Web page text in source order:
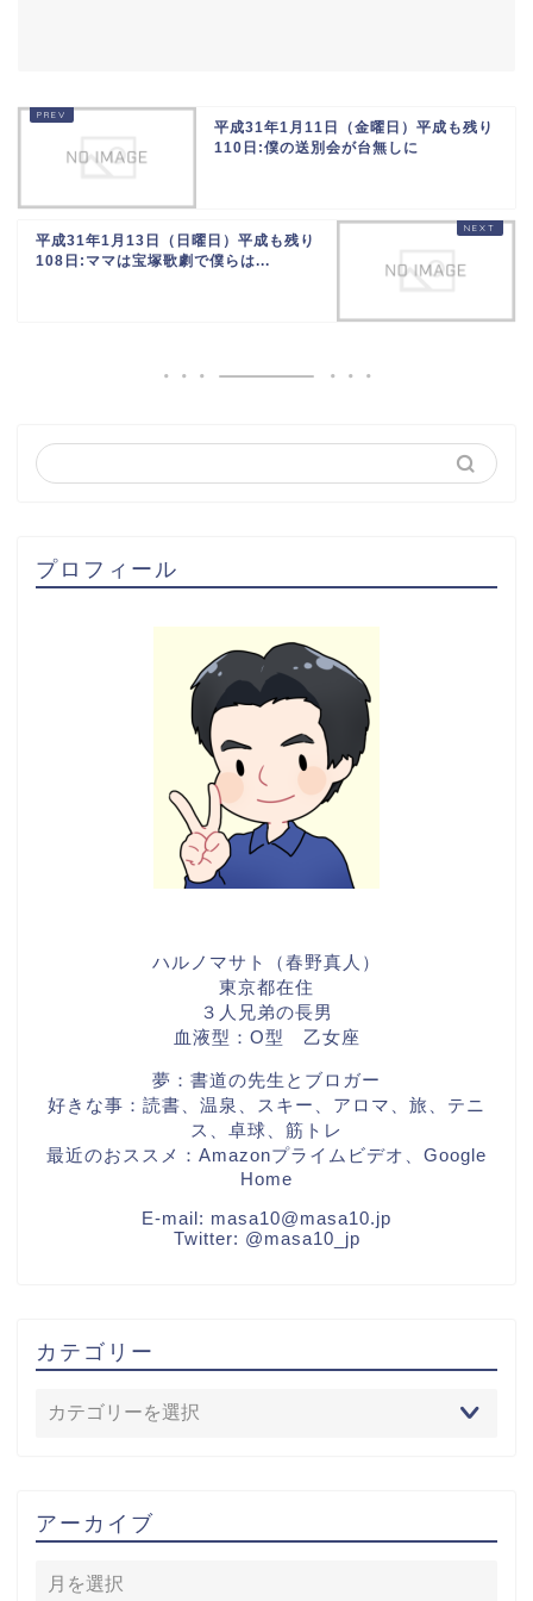
平成31年1月11日（金曜日）平成も残り
110日:僕の送別会が台無しに
平成31年1月13日（日曜日）平成も残り
108日:ママは宝塚歌劇で僕らは...
プロフィール
ハルノマサト（春野真人）
東京都在住
３人兄弟の長男
血液型：O型 乙女座
夢：書道の先生とブロガー
好きな事：読書、温泉、スキー、アロマ、旅、テニ
ス、卓球、筋トレ
最近のおススメ：Amazonプライムビデオ、Google
Home
E-mail: masa10@masa10.jp
Twitter: @masa10_jp
カテゴリー
アーカイブ